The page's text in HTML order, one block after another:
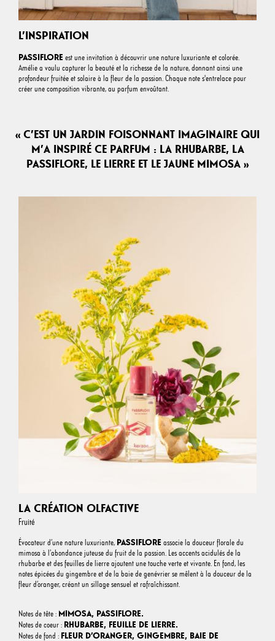
L’INSPIRATION
PASSIFLORE est une invitation à découvrir une nature luxuriante et colorée.
Amélie a voulu capturer la beauté et la richesse de la nature, donnant ainsi une
profondeur fruitée et solaire à la fleur de la passion. Chaque note s'entrelace pour
créer une composition vibrante, au parfum envoûtant.
« C’EST UN JARDIN FOISONNANT IMAGINAIRE QUI
M’A INSPIRÉ CE PARFUM : LA RHUBARBE, LA
PASSIFLORE, LE LIERRE ET LE JAUNE MIMOSA »
LA CRÉATION OLFACTIVE
Fruité
Évocateur d’une nature luxuriante, PASSIFLORE associe la douceur florale du
mimosa à l’abondance juteuse du fruit de la passion. Les accents acidulés de la
rhubarbe et des feuilles de lierre ajoutent une touche verte et vivante. En fond, les
notes épicées du gingembre et de la baie de genévrier se mêlent à la douceur de la
fleur d’oranger, créant un sillage sensuel et rafraîchissant.
Notes de tête : MIMOSA, PASSIFLORE.
Notes de coeur : RHUBARBE, FEUILLE DE LIERRE.
Notes de fond : FLEUR D’ORANGER, GINGEMBRE, BAIE DE